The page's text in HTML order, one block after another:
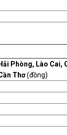
Phòng, Lào Cai,
Thơ(đồng)